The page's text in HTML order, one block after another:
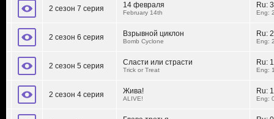
2 сезон 7 серия 14 февраля
February 14th
Ru:
Eng:
2 сезон 6 серия Взрывной циклон
Bomb Cyclone
Ru:
Eng:
2 сезон 5 серия Сласти или страсти
Trick or Treat
Ru:
Eng:
2 сезон 4 серия Жива!
ALIVE!
Ru:
Eng: